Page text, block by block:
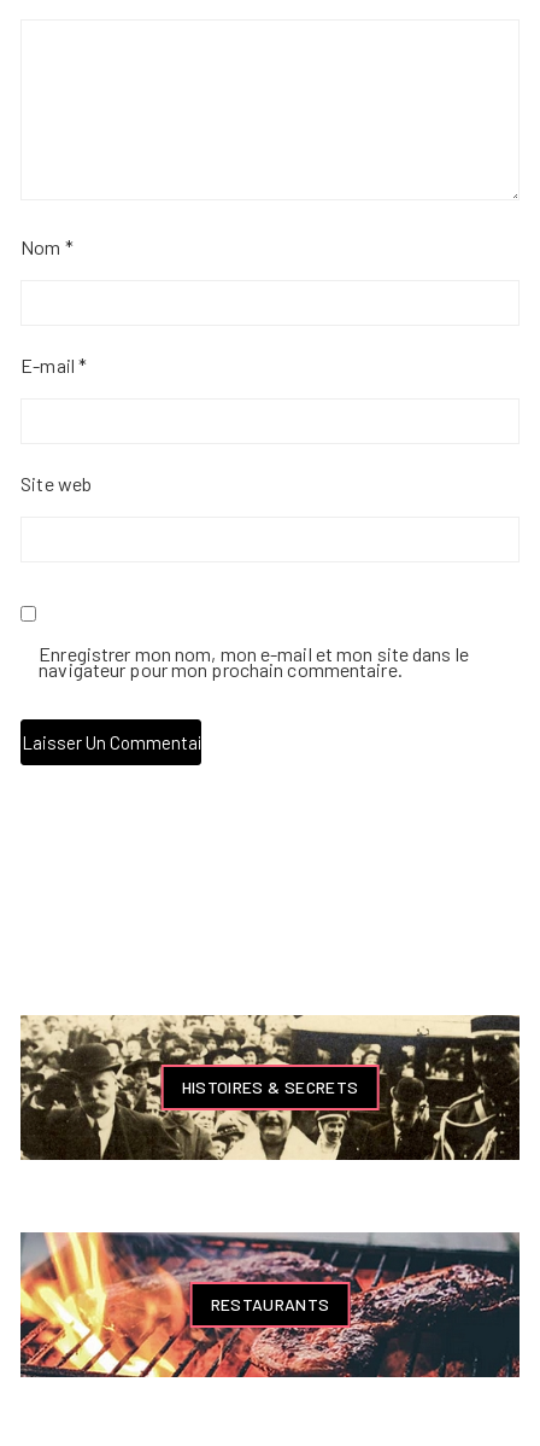
Nom *
E-mail*
Site web
Enregistrer mon nom, mon e-mail et mon site dans le
navigateur pour mon prochain commentaire.
HISTOIRES & SECRETS
RESTAURANTS